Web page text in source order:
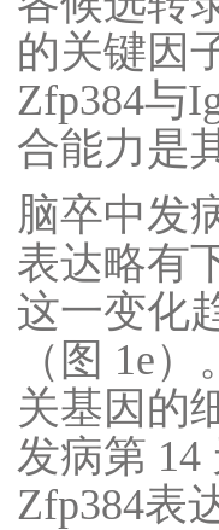
的关键因
Zfp384与
合能力是
脑卒中发
表达略有
这一变化
（图 1e
关基因的
发病第 14
Zfp384表